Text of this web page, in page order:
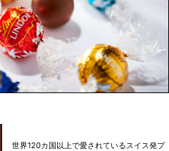
世界120カ国以上で愛されているスイス発プ